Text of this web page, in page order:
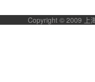
Copyright © 2009 上